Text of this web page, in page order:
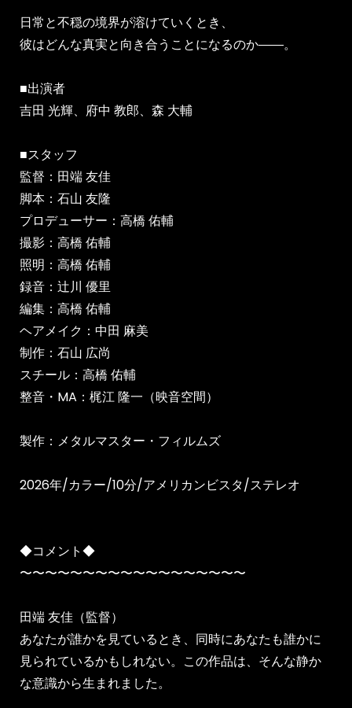
日常と不穏の境界が溶けていくとき、
彼はどんな真実と向き合うことになるのか――。
■出演者
吉田 光輝、府中 教郎、森 大輔
■スタッフ
監督：田端 友佳
脚本：石山 友隆
プロデューサー：高橋 佑輔
撮影：高橋 佑輔
照明：高橋 佑輔
録音：辻川 優里
編集：高橋 佑輔
ヘアメイク：中田 麻美
制作：石山 広尚
スチール：高橋 佑輔
整音・MA：梶江 隆一（映音空間）
製作：メタルマスター・フィルムズ
2026年/カラー/10分/アメリカンビスタ/ステレオ
◆コメント◆
〜〜〜〜〜〜〜〜〜〜〜〜〜〜〜〜〜〜
田端 友佳（監督）
あなたが誰かを見ているとき、同時にあなたも誰かに
見られているかもしれない。この作品は、そんな静か
な意識から生まれました。